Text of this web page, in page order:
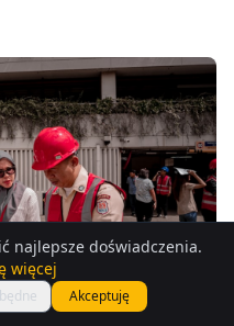
najlepsze doświadczenia.
więcej
Akceptuję